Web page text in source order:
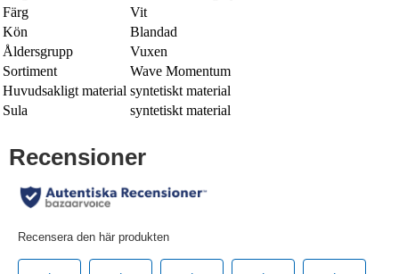
Färg
Vit
Kön
Blandad
Åldersgrupp
Vuxen
Sortiment
Wave Momentum
Huvudsakligt material syntetiskt material
Sula
syntetiskt material